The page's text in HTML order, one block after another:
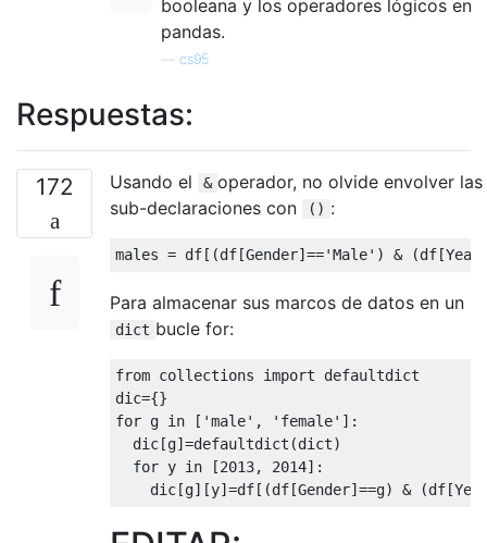
booleana y los operadores lógicos en
pandas.
cs95
Respuestas:
172 Usando el & operador, no olvide envolver las
sub-declaraciones con
() :
males = df[(df[Gender]=='Male' ) & (df[Year
Para almacenar sus marcos de datos en un
dict bucle for:
from collections import defaultdict
dic={}
for g in [ 'male' , 'female' ]:
  dic
[g]=defaultdict (dict)
for y in [2013, 2014]:
    dic
[g][y]=df[(df[Gender]==g) & (df[